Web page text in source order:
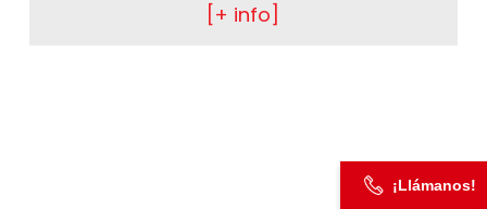
[+ info]
¡Llámanos!